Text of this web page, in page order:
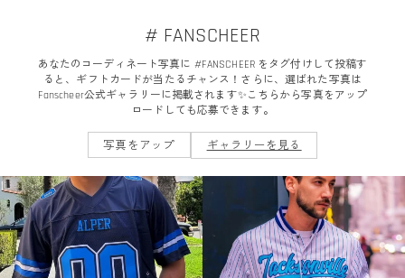
# FANSCHEER
あなたのコーディネート写真に #FANSCHEER をタグ付けして投稿す
ると、ギフトカードが当たるチャンス！さらに、選ばれた写真は
Fanscheer公式ギャラリーに掲載されます✨こちらから写真をアップ
ロードしても応募できます。
写真をアップ ギャラリーを見る